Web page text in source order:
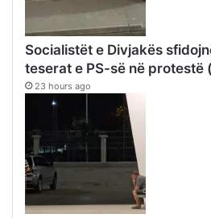
Socialistët e Divjakës
teserat e PS-së në protestë
23 hours ago